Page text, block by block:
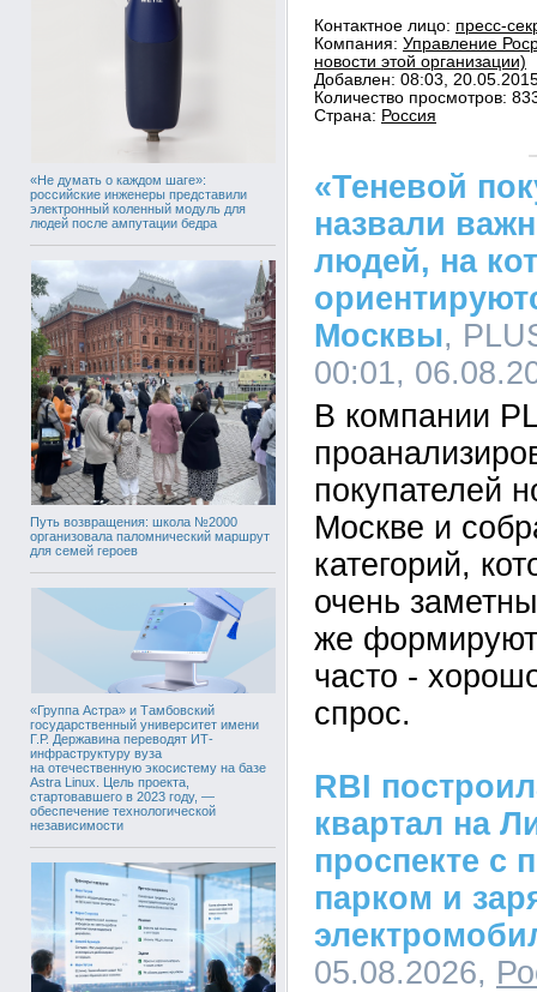
«Не думать о каждом шаге»:
российские инженеры представили
электронный коленный модуль для
людей после ампутации бедра
Путь возвращения: школа №2000
организовала паломнический маршрут
для семей героев
«Группа Астра» и Тамбовский
государственный университет имени
Г.Р. Державина переводят ИТ-
инфраструктуру вуза
на отечественную экосистему на базе
Astra Linux. Цель проекта,
стартовавшего в 2023 году, —
обеспечение технологической
независимости
Контактное лицо: пресс-
Компания: Управление
новости этой организации)
Добавлен: 08:03,
Количество просмотров:
Страна: Россия
«Теневой
назвали
людей, на
Москвы,
00:01,
В компании
покупателей
Москве и
категорий,
очень
же
часто -
спрос.
RBI
квартал на
проспекте с
парком и
05.08.2026,